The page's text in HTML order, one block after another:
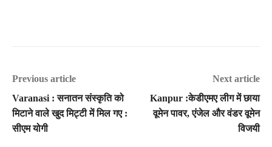
Previous article
Varanasi : सनातन संस्कृति को
मिटाने वाले खुद मिट्टी में मिल गए :
सीएम योगी
Next article
Kanpur :केडीएमए लीग में छाया
वूमेन पावर, एंजेल और वंडर वूमेन
विजयी